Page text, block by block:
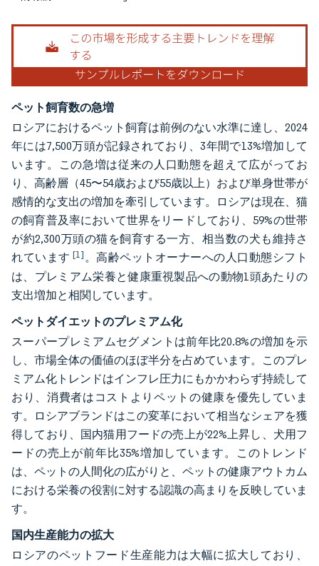
ペット飼育数の急増
ロシアにおけるペット飼育は前例のない水準に達し、2024
年には7,500万頭が記録されており、3年間で13%増加して
います。この急増は従来の人口動態を超えて広がってお
り、高齢層（45〜54歳および55歳以上）および単身世帯が
感情的な支出の増加を牽引しています。ロシアは現在、猫
の飼育普及率において世界をリードしており、59%の世帯
が約2,300万頭の猫を飼育する一方、相当数の犬も維持さ
れています[1]。高齢ペットオーナーへの人口動態シフト
は、プレミアム栄養と健康重視製品への動物1頭あたりの
支出増加と相関しています。
ペットダイエットのプレミアム化
スーパープレミアムセグメントは前年比20.8%の増加を示
し、市場全体の価値のほぼ半分を占めています。このプレ
ミアム化トレンドはインフレ圧力にもかかわらず持続して
おり、消費者はコストよりペットの健康を優先していま
す。ロシアブランドはこの変革において相当なシェアを獲
得しており、国内猫用フードの売上が22%上昇し、犬用フ
ードの売上が前年比35%増加しています。このトレンド
は、ペットの人間化の広がりと、ペットの健康アウトカム
における栄養の役割に対する認識の高まりを反映していま
す。
国内生産能力の拡大
ロシアのペットフード生産能力は大幅に拡大しており、